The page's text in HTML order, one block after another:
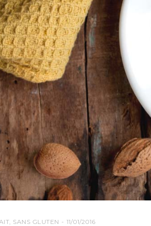
SANS GLUTEN 11/01/2016